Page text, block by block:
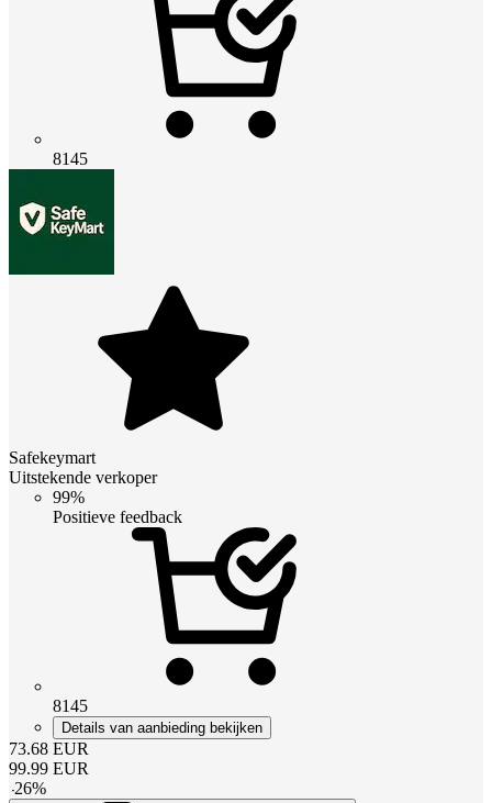
8145
Safekeymart
Uitstekende verkoper
99%
Positieve feedback
8145
Details van aanbieding bekijken
73.68 EUR
99.99 EUR
-26%